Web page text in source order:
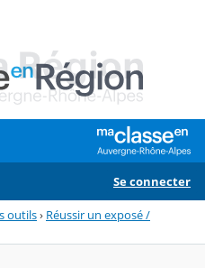
Se connecter
outils› Réussir un exposé /